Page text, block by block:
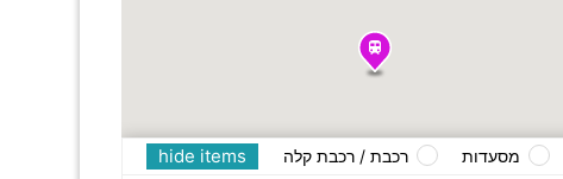
hide items מסעדות רכבת / רכבת קלה